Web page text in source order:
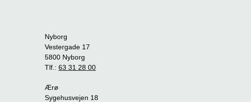
Nyborg
Vestergade 17
5800 Nyborg
Tlf.: 63 31 28 00
Ærø
Sygehusvejen 18